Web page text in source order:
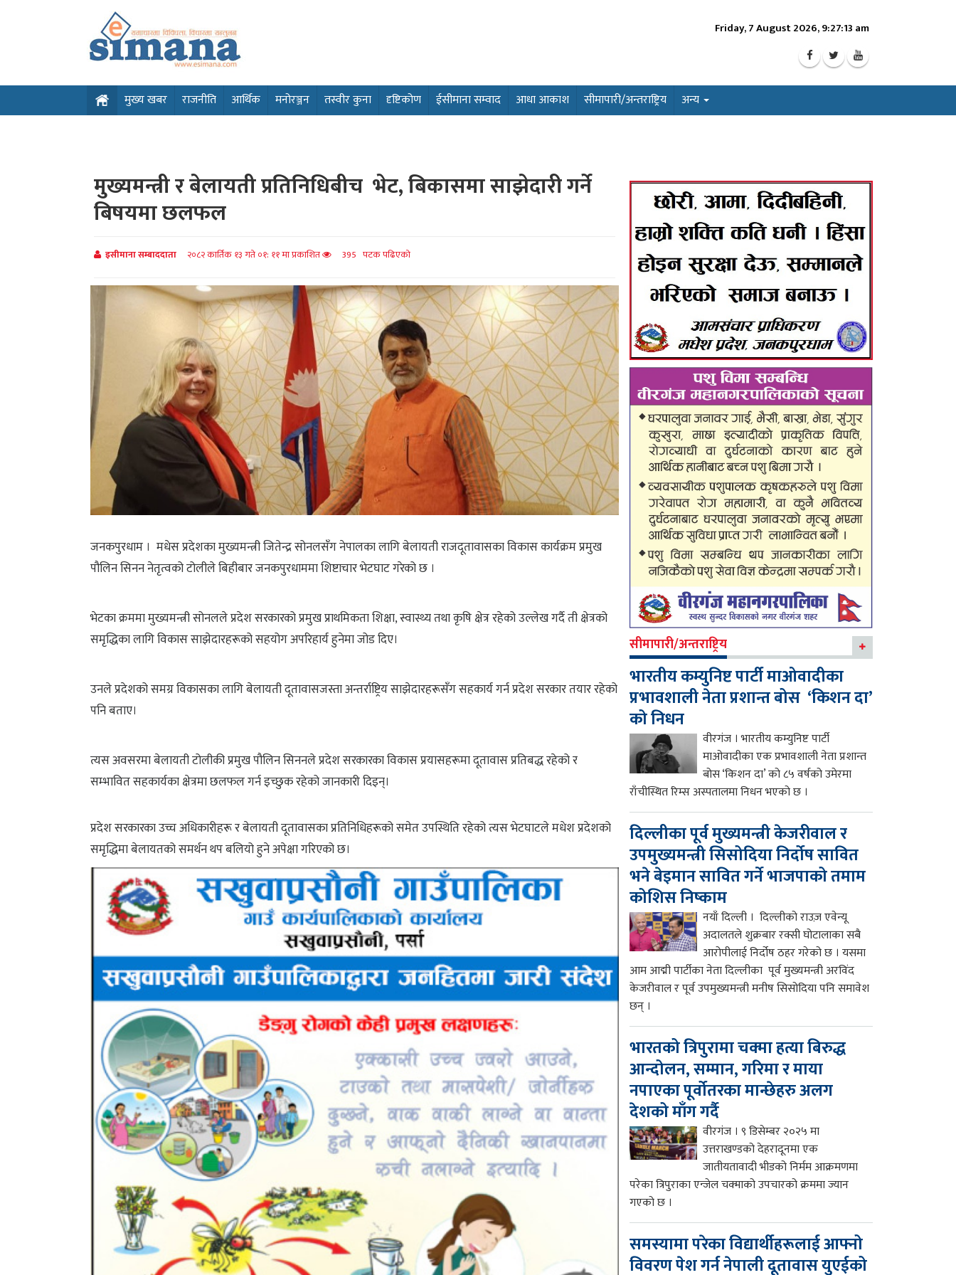
Friday, 7 August 2026, 9:27:15 am
मुख्य खबर राजनीति आर्थिक मनोरञ्जन तस्वीर कुना दृष्टिकोण ईसीमाना सम्वाद आधा आकाश सीमापारी/अन्तराष्ट्रिय अन्य
मुख्यमन्त्री र बेलायती प्रतिनिधिबीच भेट, बिकासमा साझेदारी गर्ने
बिषयमा छलफल
इसीमाना सम्बाददाता २०८२ कार्तिक १३ गते ०१: ११ मा प्रकाशित 395 पटक पढिएको
जनकपुरधाम । मधेस प्रदेशका मुख्यमन्त्री जितेन्द्र सोनलसँग नेपालका लागि बेलायती राजदूतावासका विकास कार्यक्रम प्रमुख
पौलिन सिनन नेतृत्वको टोलीले बिहीबार जनकपुरधाममा शिष्टाचार भेटघाट गरेको छ ।
भेटका क्रममा मुख्यमन्त्री सोनलले प्रदेश सरकारको प्रमुख प्राथमिकता शिक्षा, स्वास्थ्य तथा कृषि क्षेत्र रहेको उल्लेख गर्दै ती क्षेत्रको
समृद्धिका लागि विकास साझेदारहरूको सहयोग अपरिहार्य हुनेमा जोड दिए।
उनले प्रदेशको समग्र विकासका लागि बेलायती दूतावासजस्ता अन्तर्राष्ट्रिय साझेदारहरूसँग सहकार्य गर्न प्रदेश सरकार तयार रहेको
पनि बताए।
त्यस अवसरमा बेलायती टोलीकी प्रमुख पौलिन सिननले प्रदेश सरकारका विकास प्रयासहरूमा दूतावास प्रतिबद्ध रहेको र
सम्भावित सहकार्यका क्षेत्रमा छलफल गर्न इच्छुक रहेको जानकारी दिइन्।
प्रदेश सरकारका उच्च अधिकारीहरू र बेलायती दूतावासका प्रतिनिधिहरूको समेत उपस्थिति रहेको त्यस भेटघाटले मधेश प्रदेशको
समृद्धिमा बेलायतको समर्थन थप बलियो हुने अपेक्षा गरिएको छ।
सीमापारी/अन्तराष्ट्रिय
भारतीय कम्युनिष्ट पार्टी माओवादीका
प्रभावशाली नेता प्रशान्त बोस ‘किशन दा’
को निधन
वीरगंज । भारतीय कम्युनिष्ट पार्टी
माओवादीका एक प्रभावशाली नेता प्रशान्त
बोस ‘किशन दा’ को ८५ वर्षको उमेरमा
राँचीस्थित रिम्स अस्पतालमा निधन भएको छ ।
दिल्लीका पूर्व मुख्यमन्त्री केजरीवाल र
उपमुख्यमन्त्री सिसोदिया निर्दोष सावित
भने बेइमान सावित गर्ने भाजपाको तमाम
कोशिस निष्काम
नयाँ दिल्ली । दिल्लीको राउज़ एवेन्यू
अदालतले शुक्रबार रक्सी घोटालाका सबै
आरोपीलाई निर्दोष ठहर गरेको छ । यसमा
आम आद्मी पार्टीका नेता दिल्लीका पूर्व मुख्यमन्त्री अरविंद
केजरीवाल र पूर्व उपमुख्यमन्त्री मनीष सिसोदिया पनि समावेश
छन् ।
भारतको त्रिपुरामा चक्मा हत्या बिरुद्ध
आन्दोलन, सम्मान, गरिमा र माया
नपाएका पूर्वोतरका मान्छेहरु अलग
देशको माँग गर्दै
वीरगंज । ९ डिसेम्बर २०२५ मा
उत्तराखण्डको देहरादूनमा एक
जातीयतावादी भीडको निर्मम आक्रमणमा
परेका त्रिपुराका एन्जेल चक्माको उपचारको क्रममा ज्यान
गएको छ ।
समस्यामा परेका विद्यार्थीहरूलाई आफ्नो
विवरण पेश गर्न नेपाली दूतावास युएईको